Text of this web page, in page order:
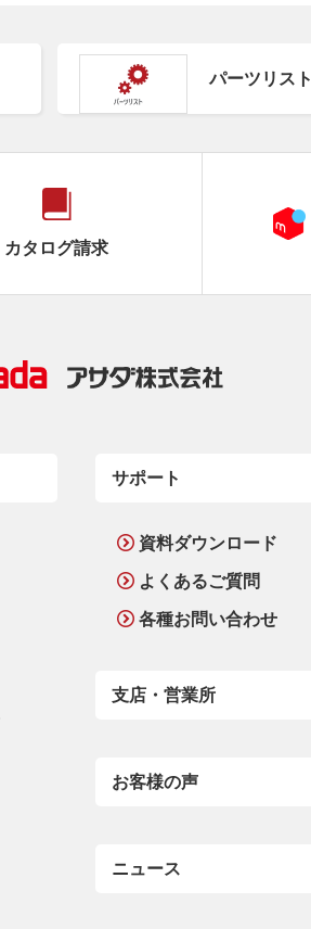
パーツリスト
カタログ請求
サポート
資料ダウンロード
よくあるご質問
各種お問い合わせ
支店・営業所
お客様の声
ニュース